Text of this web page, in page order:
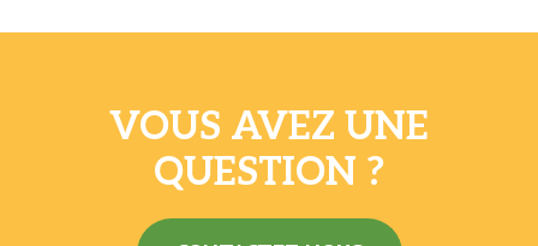
VOUS AVEZ UNE
QUESTION ?